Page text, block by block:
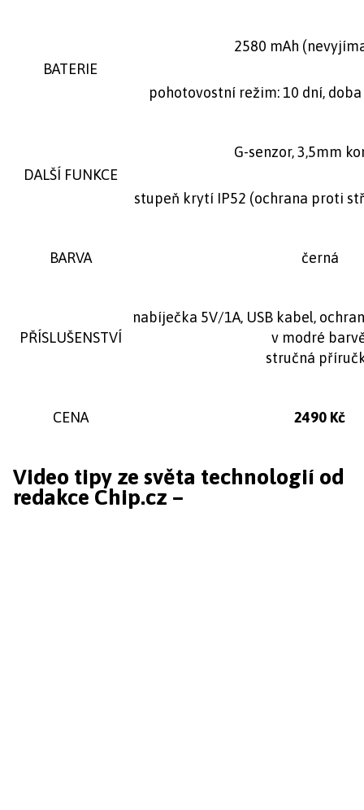
BATERIE
2580 mAh
pohotovostní režim: 10 dní,
DALŠÍ FUNKCE
G-senzor, 3,5mm
stupeň krytí IP52 (ochrana proti
BARVA černá
PŘÍSLUŠENSTVÍ
nabíječka 5V/1A, USB kabel,
v modré
stručná
CENA 2490 Kč
Video tipy ze světa technologií od
redakce Chip.cz –